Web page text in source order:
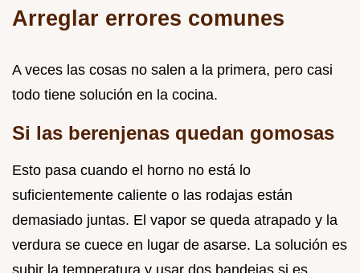
Arreglar errores comunes
A veces las cosas no salen a la primera, pero casi
todo tiene solución en la cocina.
Si las berenjenas quedan gomosas
Esto pasa cuando el horno no está lo
suficientemente caliente o las rodajas están
demasiado juntas. El vapor se queda atrapado y la
verdura se cuece en lugar de asarse. La solución es